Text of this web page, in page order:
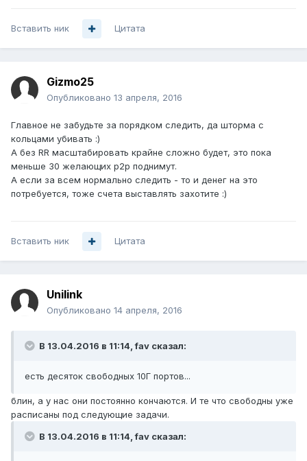
Вставить ник Цитата
Gizmo25
Опубликовано 13 апреля, 2016
Главное не забудьте за порядком следить, да шторма с
кольцами убивать :)
А без RR масштабировать крайне сложно будет, это пока
меньше 30 желающих p2p поднимут.
А если за всем нормально следить - то и денег на это
потребуется, тоже счета выставлять захотите :)
Вставить ник Цитата
Unilink
Опубликовано 14 апреля, 2016
В 13.04.2016 в 11:14, fav сказал:
есть десяток свободных 10Г портов...
блин, а у нас они постоянно кончаются. И те что свободны уже
расписаны под следующие задачи.
В 13.04.2016 в 11:14, fav сказал: